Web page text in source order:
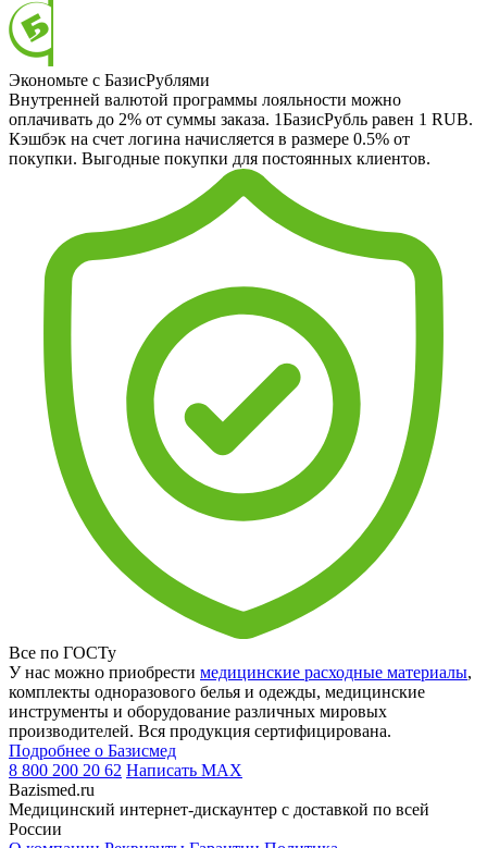
Экономьте с БазисРублями
Внутренней валютой программы лояльности можно
оплачивать до 2% от суммы заказа. 1БазисРубль равен 1 RUB.
Кэшбэк на счет логина начисляется в размере 0.5% от
покупки. Выгодные покупки для постоянных клиентов.
Все по ГОСТу
У нас можно приобрести медицинские расходные материалы,
комплекты одноразового белья и одежды, медицинские
инструменты и оборудование различных мировых
производителей. Вся продукция сертифицирована.
Подробнее о Базисмед
8 800 200 20 62 Написать MAX
Bazismed.ru
Медицинский интернет-дискаунтер с доставкой по всей
России